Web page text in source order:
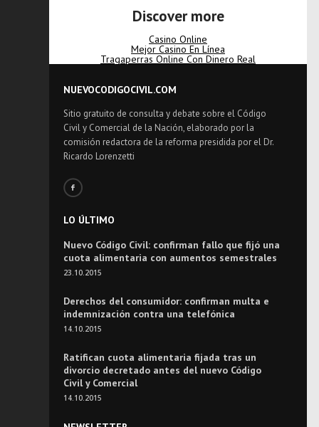
Discover more
Casino Online
Mejor Casino En Línea
Tragaperras Online Con Dinero Real
NUEVOCODIGOCIVIL.COM
Sitio gratuito de consulta y debate sobre el Código
Civil y Comercial de la Nación, elaborado por la
comisión redactora de la reforma presidida por el Dr.
Ricardo Lorenzetti
LO ÚLTIMO
Nuevo Código Civil: confirman fallo que fijó una
cuota alimentaria con aumentos semestrales
23.10.2015
Derechos del consumidor: confirman multa e
indemnización contra una telefónica
14.10.2015
Ratifican cuota alimentaria fijada tras un
divorcio decretado antes del nuevo Código
Civil y Comercial
14.10.2015